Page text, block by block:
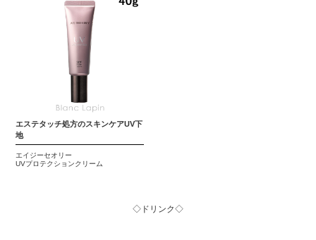
エステタッチ処方のスキンケアUV下
地
エイジーセオリー
UVプロテクションクリーム
◇ドリンク◇